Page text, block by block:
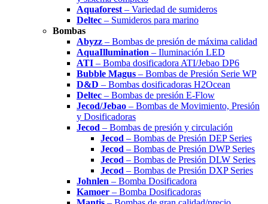
Aquaforest – Variedad de sumideros
Deltec – Sumideros para marino
Bombas
Abyzz – Bombas de presión de máxima calidad
AquaIllumination – Iluminación LED
ATI – Bomba dosificadora ATI/Jebao DP6
Bubble Magus – Bombas de Presión Serie WP
D&D – Bombas dosificadoras H2Ocean
Deltec – Bombas de presión E-Flow
Jecod/Jebao – Bombas de Movimiento, Presión
y Dosificadoras
Jecod – Bombas de presión y circulación
Jecod – Bombas de Presión DEP Series
Jecod – Bombas de Presión DWP Series
Jecod – Bombas de Presión DLW Series
Jecod – Bombas de Presión DXP Series
Johnlen – Bomba Dosificadora
Kamoer – Bomba Dosificadoras